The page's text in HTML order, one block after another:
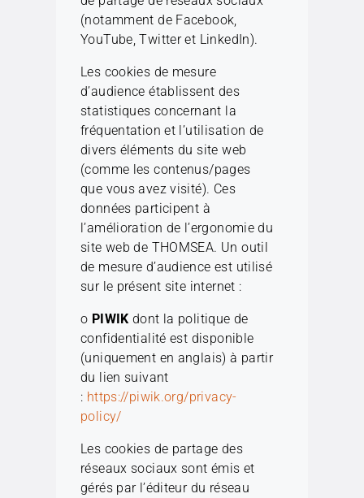
(notamment de Facebook,
YouTube, Twitter et LinkedIn).
Les cookies de mesure
d’audience établissent des
statistiques concernant la
fréquentation et l’utilisation de
divers éléments du site web
(comme les contenus/pages
que vous avez visité). Ces
données participent à
l’amélioration de l’ergonomie du
site web de THOMSEA. Un outil
de mesure d’audience est utilisé
sur le présent site internet :
o PIWIK dont la politique de
confidentialité est disponible
(uniquement en anglais) à partir
du lien suivant
: https://piwik.org/privacy-
policy/
Les cookies de partage des
réseaux sociaux sont émis et
gérés par l’éditeur du réseau